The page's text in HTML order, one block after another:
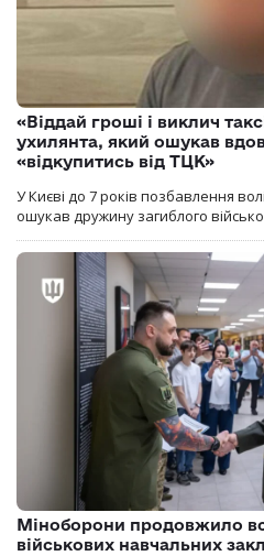
«Віддай гроші і виклич
ухилянта, який ошукав
«відкупитись від ТЦК»
У Києві до 7 років позбавлення
ошукав дружину загиблого
Міноборони продовжило
військових навчальних